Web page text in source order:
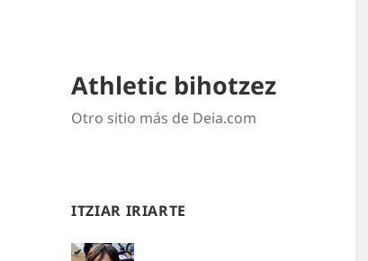
Athletic bihotzez
Otro sitio más de Deia.com
ITZIAR IRIARTE